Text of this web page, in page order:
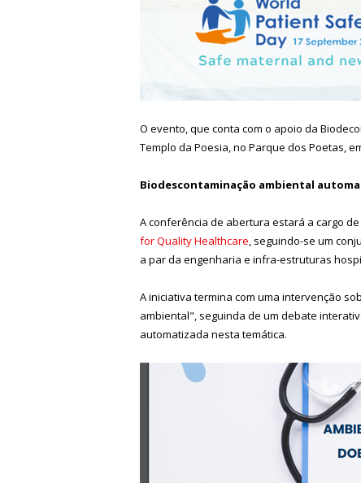
O evento, que conta com o apoio da
Templo da Poesia, no Parque dos Poetas,
Biodescontaminação ambiental
A conferência de abertura estará a cargo
for Quality Healthcare , seguindo-se um
a par da engenharia e infra-estruturas
A iniciativa termina com uma intervenção
ambiental", seguinda de um debate
automatizada nesta temática.